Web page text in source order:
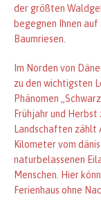
der größten
begegnen Ihnen
Baumriesen.
Im Norden von
zu den wichtigsten
Phänomen
Frühjahr und
Landschaften zählt
Kilometer vom
naturbelassenen
Menschen. Hier
Ferienhaus ohne